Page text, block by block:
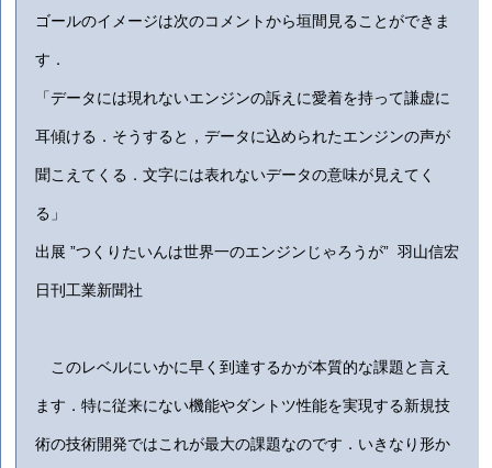
ゴールのイメージは次のコメントから垣間見ることができま
す．
「データには現れないエンジンの訴えに愛着を持って謙虚に
耳傾ける．そうすると，データに込められたエンジンの声が
聞こえてくる．文字には表れないデータの意味が見えてく
る」
出展 ”つくりたいんは世界一のエンジンじゃろうが” 羽山信宏
日刊工業新聞社
このレベルにいかに早く到達するかが本質的な課題と言え
ます．特に従来にない機能やダントツ性能を実現する新規技
術の技術開発ではこれが最大の課題なのです．いきなり形か